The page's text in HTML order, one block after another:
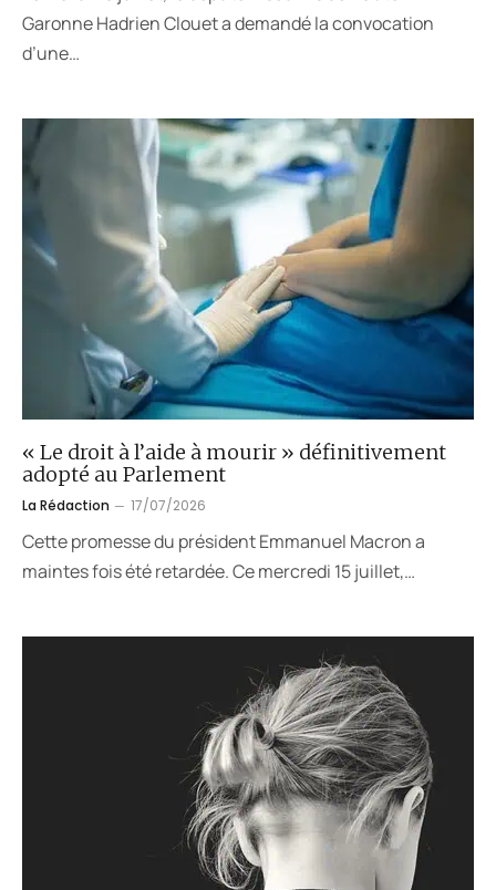
Garonne Hadrien Clouet a demandé la convocation
d’une…
« Le droit à l’aide à mourir » définitivement
adopté au Parlement
La Rédaction 17/07/2026
Cette promesse du président Emmanuel Macron a
maintes fois été retardée. Ce mercredi 15 juillet,…